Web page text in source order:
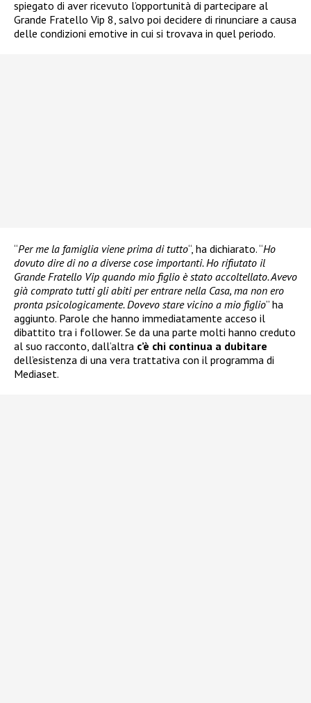
spiegato di aver ricevuto l’opportunità di partecipare al
Grande Fratello Vip 8, salvo poi decidere di rinunciare a causa
delle condizioni emotive in cui si trovava in quel periodo.
“Per me la famiglia viene prima di tutto“, ha dichiarato. “Ho
dovuto dire di no a diverse cose importanti. Ho rifiutato il
Grande Fratello Vip quando mio figlio è stato accoltellato. Avevo
già comprato tutti gli abiti per entrare nella Casa, ma non ero
pronta psicologicamente. Dovevo stare vicino a mio figlio” ha
aggiunto. Parole che hanno immediatamente acceso il
dibattito tra i follower. Se da una parte molti hanno creduto
al suo racconto, dall’altra c’è chi continua a dubitare
dell’esistenza di una vera trattativa con il programma di
Mediaset.